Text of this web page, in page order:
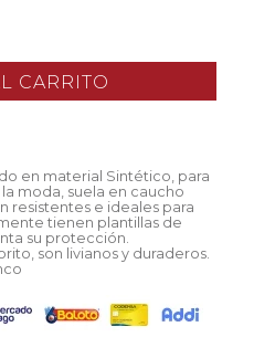
en material Sintético, para
moda, suela en caucho
resistentes e ideales para
tienen plantillas de
su protección.
son livianos y duraderos.